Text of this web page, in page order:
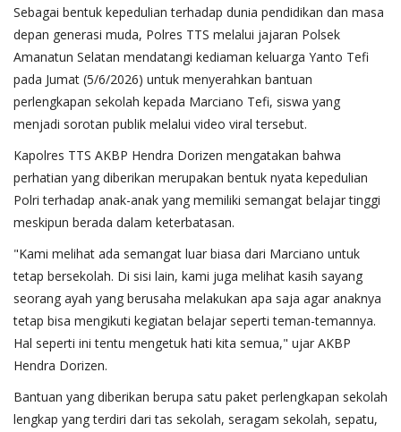
Sebagai bentuk kepedulian terhadap dunia pendidikan dan masa
depan generasi muda, Polres TTS melalui jajaran Polsek
Amanatun Selatan mendatangi kediaman keluarga Yanto Tefi
pada Jumat (5/6/2026) untuk menyerahkan bantuan
perlengkapan sekolah kepada Marciano Tefi, siswa yang
menjadi sorotan publik melalui video viral tersebut.
Kapolres TTS AKBP Hendra Dorizen mengatakan bahwa
perhatian yang diberikan merupakan bentuk nyata kepedulian
Polri terhadap anak-anak yang memiliki semangat belajar tinggi
meskipun berada dalam keterbatasan.
"Kami melihat ada semangat luar biasa dari Marciano untuk
tetap bersekolah. Di sisi lain, kami juga melihat kasih sayang
seorang ayah yang berusaha melakukan apa saja agar anaknya
tetap bisa mengikuti kegiatan belajar seperti teman-temannya.
Hal seperti ini tentu mengetuk hati kita semua," ujar AKBP
Hendra Dorizen.
Bantuan yang diberikan berupa satu paket perlengkapan sekolah
lengkap yang terdiri dari tas sekolah, seragam sekolah, sepatu,